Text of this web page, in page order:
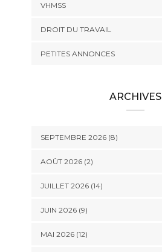
VHMSS
DROIT DU TRAVAIL
PETITES ANNONCES
ARCHIVES
SEPTEMBRE 2026 (8)
AOÛT 2026 (2)
JUILLET 2026 (14)
JUIN 2026 (9)
MAI 2026 (12)